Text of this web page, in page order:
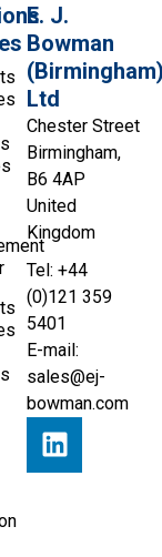
E. J.
Bowman
Ltd
Chester Street
Birmingham,
B6 4AP
United
Kingdom
Tel: +44
(0)121 359
5401
E-mail:
sales@ej-
bowman.com